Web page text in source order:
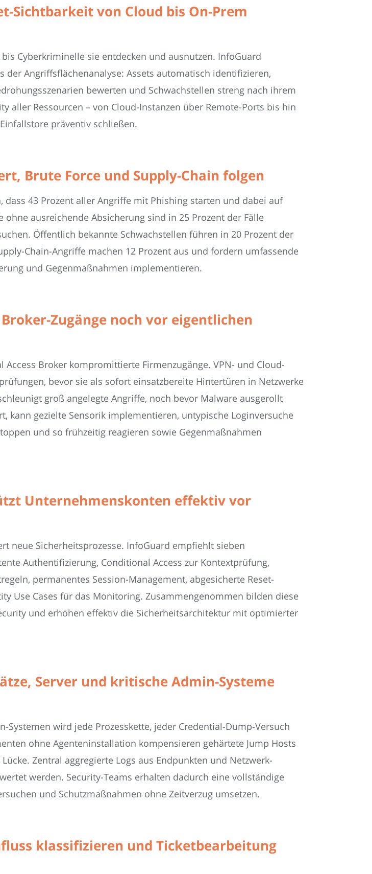
Sichtbarkeit von Cloud bis On-Prem
Cyberkriminelle sie entdecken und ausnutzen. InfoGuard
Angriffsflächenanalyse: Assets automatisch identifizieren,
bewerten und Schwachstellen streng nach ihrem
aller Ressourcen – von Cloud-Instanzen über Remote-Ports bis hin
präventiv schließen.
Brute Force und Supply-Chain folgen
43 Prozent aller Angriffe mit Phishing starten und dabei auf
ausreichende Absicherung sind in 25 Prozent der Fälle
Öffentlich bekannte Schwachstellen führen in 20 Prozent der
Chain-Angriffe machen 12 Prozent aus und fordern umfassende
und Gegenmaßnahmen implementieren.
Zugänge noch vor eigentlichen
Broker kompromittierte Firmenzugänge. VPN- und Cloud-
bevor sie als sofort einsatzbereite Hintertüren in Netzwerke
groß angelegte Angriffe, noch bevor Malware ausgerollt
kann gezielte Sensorik implementieren, untypische Loginversuche
und so frühzeitig reagieren sowie Gegenmaßnahmen
Unternehmenskonten effektiv vor
neue Sicherheitsprozesse. InfoGuard empfiehlt sieben
Authentifizierung, Conditional Access zur Kontextprüfung,
permanentes Session-Management, abgesicherte Reset-
Use Cases für das Monitoring. Zusammengenommen bilden diese
und erhöhen effektiv die Sicherheitsarchitektur mit optimierter
Server und kritische Admin-Systeme
Systemen wird jede Prozesskette, jeder Credential-Dump-Versuch
ohne Agenteninstallation kompensieren gehärtete Jump Hosts
Zentral aggregierte Logs aus Endpunkten und Netzwerk-
werden. Security-Teams erhalten dadurch eine vollständige
und Schutzmaßnahmen ohne Zeitverzug umsetzen.
klassifizieren und Ticketbearbeitung